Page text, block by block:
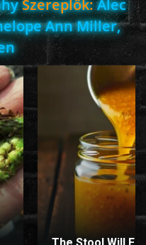
|Fel ↑
Szereplők:Alec
Ann Miller,
The Stool Will Fly